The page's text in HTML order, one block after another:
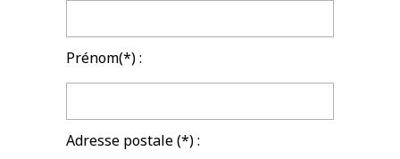
Prénom(*) :
Adresse postale (*) :